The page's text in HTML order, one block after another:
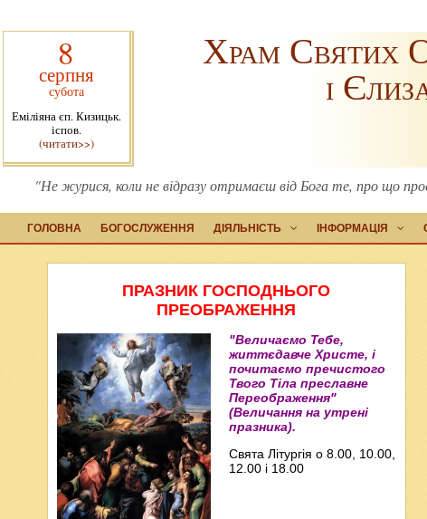
8
серпня
субота
Еміліяна єп. Кизицьк.
іспов.
(читати>>)
Храм Святих
і
"Не журися, коли не відразу отримаєш від Бога те, про що
ГОЛОВНА БОГОСЛУЖЕННЯ ДІЯЛЬНІСТЬ ІНФОРМАЦІЯ
ПРАЗНИК ГОСПОДНЬОГО
ПРЕОБРАЖЕННЯ
"Величаємо Тебе,
життєдавче Христе, і
почитаємо пречистого
Твого Тіла преславне
Переображення"
(Величання на утрені
празника).
Свята Літургія о 8.00, 10.00,
12.00 і 18.00